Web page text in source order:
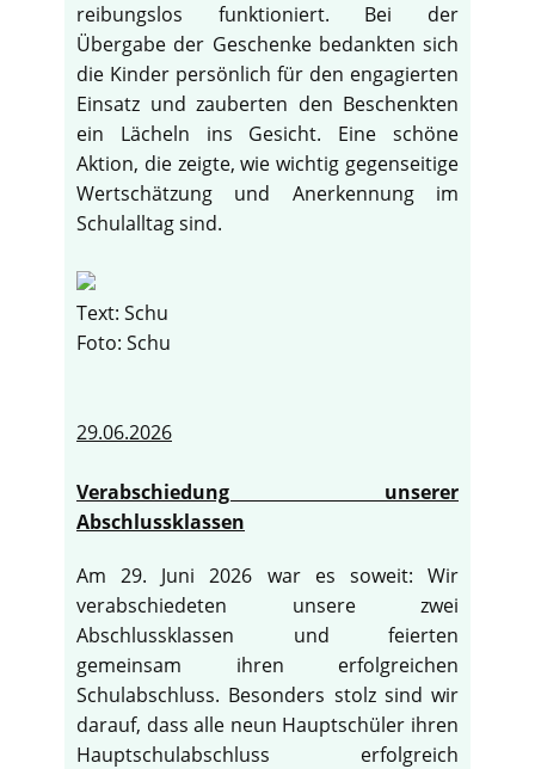
reibungslos funktioniert. Bei der
Übergabe der Geschenke bedankten sich
die Kinder persönlich für den engagierten
Einsatz und zauberten den Beschenkten
ein Lächeln ins Gesicht. Eine schöne
Aktion, die zeigte, wie wichtig gegenseitige
Wertschätzung und Anerkennung im
Schulalltag sind.
Text: Schu
Foto: Schu
29.06.2026
Verabschiedung unserer
Abschlussklassen
Am 29. Juni 2026 war es soweit: Wir
verabschiedeten unsere zwei
Abschlussklassen und feierten
gemeinsam ihren erfolgreichen
Schulabschluss. Besonders stolz sind wir
darauf, dass alle neun Hauptschüler ihren
Hauptschulabschluss erfolgreich